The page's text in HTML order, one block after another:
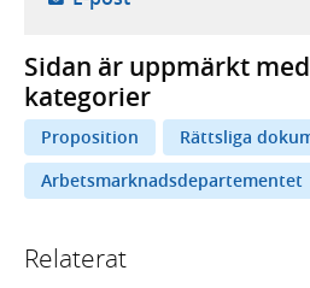
Sidan är uppmärkt
kategorier
Proposition
Rättsliga
Arbetsmarknadsdepartementet
Relaterat